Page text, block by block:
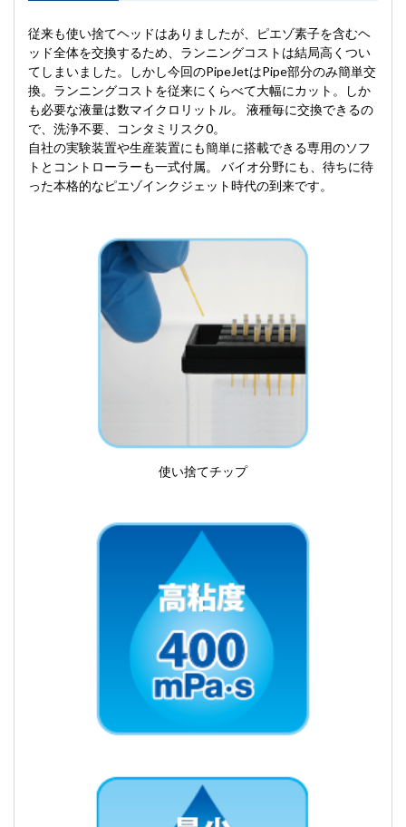
従来も使い捨てヘッドはありましたが、ピエゾ素子を含むヘ
ッド全体を交換するため、ランニングコストは結局高くつい
てしまいました。しかし今回のPipeJetはPipe部分のみ簡単交
換。ランニングコストを従来にくらべて大幅にカット。しか
も必要な液量は数マイクロリットル。 液種毎に交換できるの
で、洗浄不要、コンタミリスク0。
自社の実験装置や生産装置にも簡単に搭載できる専用のソフ
トとコントローラーも一式付属。 バイオ分野にも、待ちに待
った本格的なピエゾインクジェット時代の到来です。
使い捨てチップ